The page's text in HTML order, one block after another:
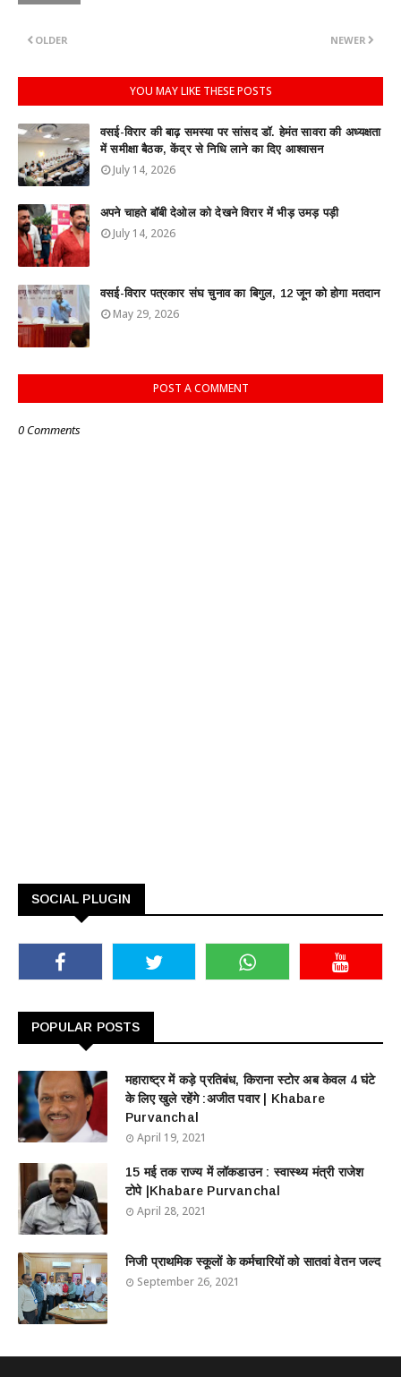
NEWER
OLDER
YOU MAY LIKE THESE POSTS
वसई-विरार की बाढ़ समस्या पर सांसद डॉ. हेमंत सावरा की अध्यक्षता
में समीक्षा बैठक, केंद्र से निधि लाने का दिए आश्वासन
July 14, 2026
अपने चाहते बॉबी देओल को देखने विरार में भीड़ उमड़ पड़ी
July 14, 2026
वसई-विरार पत्रकार संघ चुनाव का बिगुल, 12 जून को होगा मतदान
May 29, 2026
POST A COMMENT
0 Comments
SOCIAL PLUGIN
POPULAR POSTS
महाराष्ट्र में कड़े प्रतिबंध, किराना स्टोर अब केवल 4 घंटे
के लिए खुले रहेंगे :अजीत पवार | Khabare
Purvanchal
April 19, 2021
15 मई तक राज्य में लॉकडाउन : स्वास्थ्य मंत्री राजेश
टोपे |Khabare Purvanchal
April 28, 2021
निजी प्राथमिक स्कूलों के कर्मचारियों को सातवां वेतन जल्द
September 26, 2021